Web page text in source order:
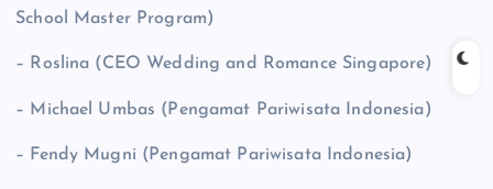
School Master Program)
– Roslina (CEO Wedding and Romance Singapore)
– Michael Umbas (Pengamat Pariwisata Indonesia)
– Fendy Mugni (Pengamat Pariwisata Indonesia)